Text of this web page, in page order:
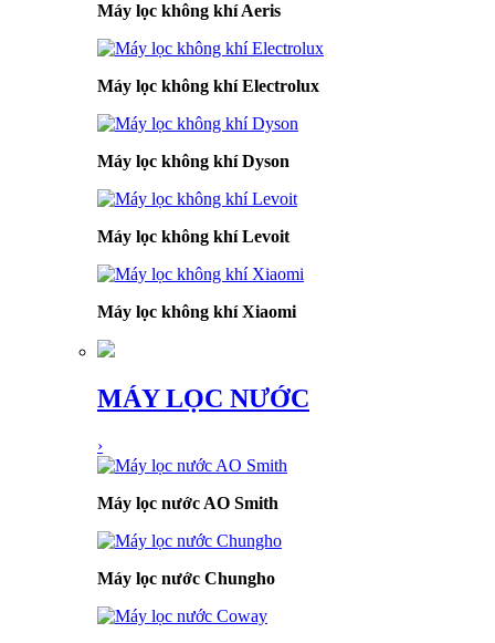
Máy lọc không khí Aeris
Máy lọc không khí Electrolux
Máy lọc không khí Dyson
Máy lọc không khí Levoit
Máy lọc không khí Xiaomi
MÁY LỌC NƯỚC
›
Máy lọc nước AO Smith
Máy lọc nước Chungho